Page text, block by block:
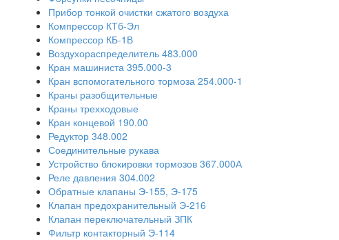
Прибор тонкой очистки сжатого воздуха
Компрессор КТб-Эл
Компрессор КБ-1В
Воздухораспределитель 483.000
Кран машиниста 395.000-3
Кран вспомогательного тормоза 254.000-1
Краны разобщительные
Краны трехходовые
Кран концевой 190.00
Редуктор 348.002
Соединительные рукава
Устройство блокировки тормозов 367.000А
Реле давления 304.002
Обратные клапаны Э-155, Э-175
Клапан предохранительный Э-216
Клапан переключательный ЗПК
Фильтр контакторный Э-114